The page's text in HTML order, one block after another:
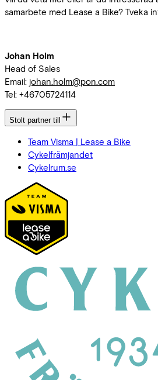
samarbete med Lease a Bike? Tveka
Johan Holm
Head of Sales
Email: johan.holm@pon.com
Tel: +46705724114
Stolt partner till
Team Visma | Lease a Bike
Cykelfrämjandet
Cykelrum.se